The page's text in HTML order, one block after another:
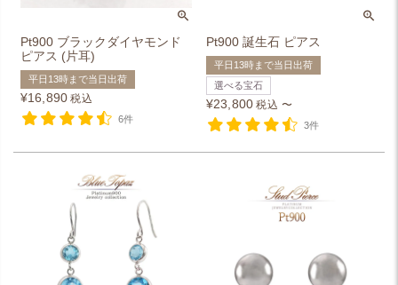
Pt900 ブラックダイヤモンド
ピアス (片耳)
平日13時まで当日出荷
¥16,890 税込
6件
Pt900 誕生石 ピアス
平日13時まで当日出荷
選べる宝石
¥23,800 税込 〜
3件